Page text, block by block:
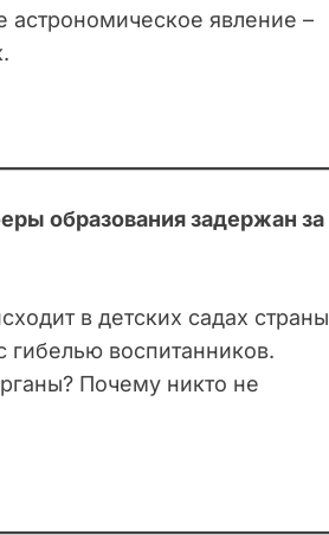
астрономическое явление –
образования задержан за
в детских садах страны
гибелью воспитанников.
Почему никто не